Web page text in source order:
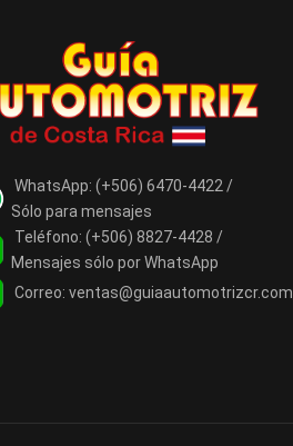
WhatsApp: (+506) 6470-4422 /
Sólo para mensajes
Teléfono: (+506) 8827-4428 /
Mensajes sólo por WhatsApp
Correo: ventas@guiaautomotrizcr.com